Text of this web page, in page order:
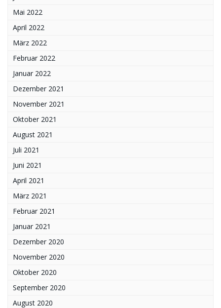
Mai 2022
April 2022
März 2022
Februar 2022
Januar 2022
Dezember 2021
November 2021
Oktober 2021
August 2021
Juli 2021
Juni 2021
April 2021
März 2021
Februar 2021
Januar 2021
Dezember 2020
November 2020
Oktober 2020
September 2020
August 2020